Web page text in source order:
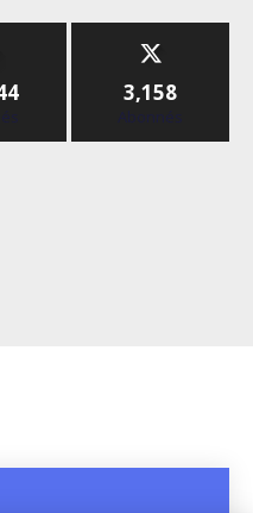
3,158
Abonnés